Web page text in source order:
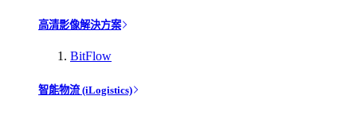
高清影像解決方案
BitFlow
智能物流 (iLogistics)